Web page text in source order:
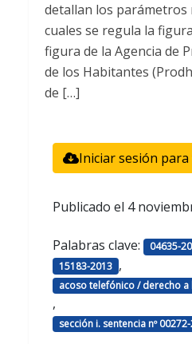
detallan los
cuales se regula la
figura de la Agencia de
de los Habitantes
de […]
Iniciar sesión para
Publicado el 4
Palabras clave: 04635-
15183-2013 ,
acoso telefónico / derecho
,
sección i. sentencia nº